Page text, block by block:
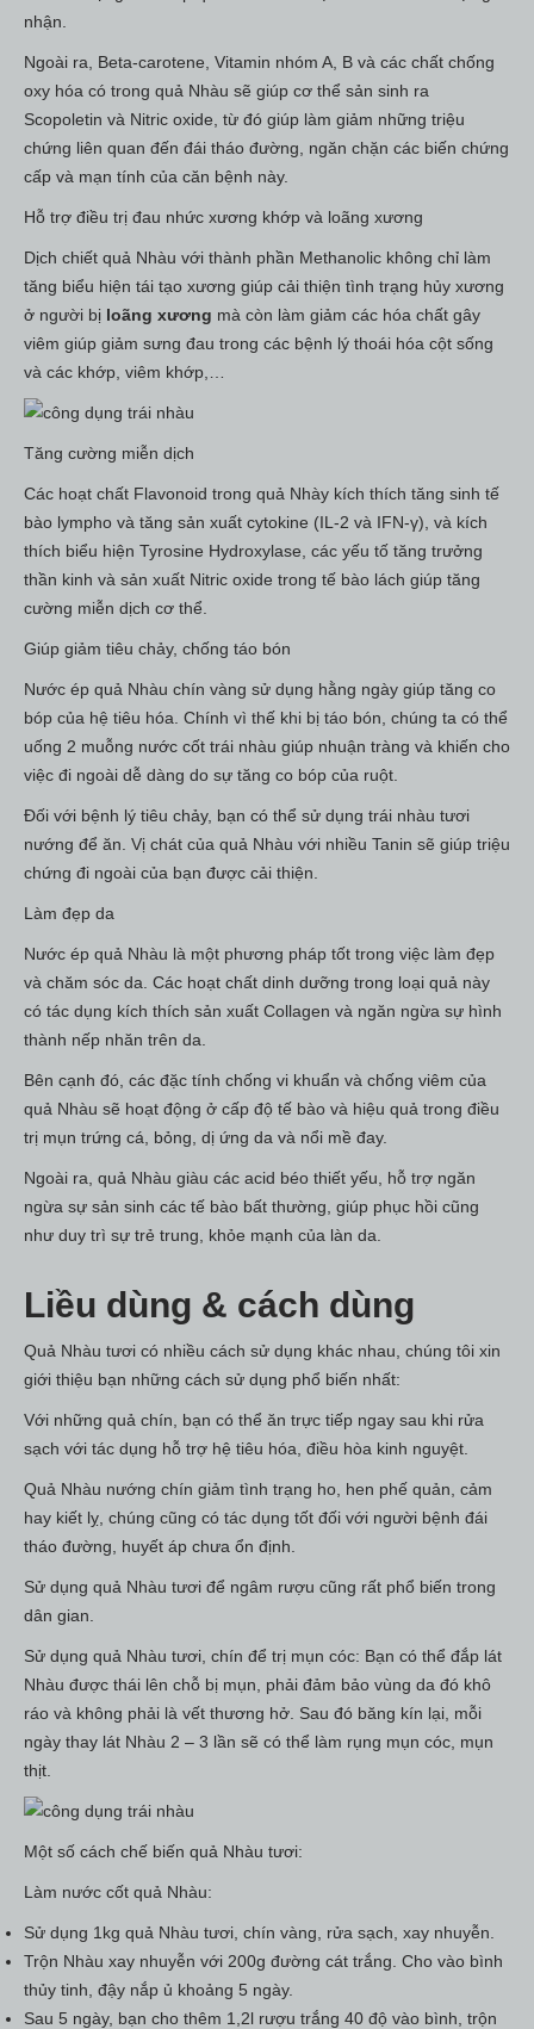
nhận.
Ngoài ra, Beta-carotene, Vitamin nhóm A, B và các chất chống
oxy hóa có trong quả Nhàu sẽ giúp cơ thể sản sinh ra
Scopoletin và Nitric oxide, từ đó giúp làm giảm những triệu
chứng liên quan đến đái tháo đường, ngăn chặn các biến chứng
cấp và mạn tính của căn bệnh này.
Hỗ trợ điều trị đau nhức xương khớp và loãng xương
Dịch chiết quả Nhàu với thành phần Methanolic không chỉ làm
tăng biểu hiện tái tạo xương giúp cải thiện tình trạng hủy xương
ở người bị loãng xương mà còn làm giảm các hóa chất gây
viêm giúp giảm sưng đau trong các bệnh lý thoái hóa cột sống
và các khớp, viêm khớp,…
Tăng cường miễn dịch
Các hoạt chất Flavonoid trong quả Nhày kích thích tăng sinh tế
bào lympho và tăng sản xuất cytokine (IL-2 và IFN-γ), và kích
thích biểu hiện Tyrosine Hydroxylase, các yếu tố tăng trưởng
thần kinh và sản xuất Nitric oxide trong tế bào lách giúp tăng
cường miễn dịch cơ thể.
Giúp giảm tiêu chảy, chống táo bón
Nước ép quả Nhàu chín vàng sử dụng hằng ngày giúp tăng co
bóp của hệ tiêu hóa. Chính vì thế khi bị táo bón, chúng ta có thể
uống 2 muỗng nước cốt trái nhàu giúp nhuận tràng và khiến cho
việc đi ngoài dễ dàng do sự tăng co bóp của ruột.
Đối với bệnh lý tiêu chảy, bạn có thể sử dụng trái nhàu tươi
nướng để ăn. Vị chát của quả Nhàu với nhiều Tanin sẽ giúp triệu
chứng đi ngoài của bạn được cải thiện.
Làm đẹp da
Nước ép quả Nhàu là một phương pháp tốt trong việc làm đẹp
và chăm sóc da. Các hoạt chất dinh dưỡng trong loại quả này
có tác dụng kích thích sản xuất Collagen và ngăn ngừa sự hình
thành nếp nhăn trên da.
Bên cạnh đó, các đặc tính chống vi khuẩn và chống viêm của
quả Nhàu sẽ hoạt động ở cấp độ tế bào và hiệu quả trong điều
trị mụn trứng cá, bỏng, dị ứng da và nổi mề đay.
Ngoài ra, quả Nhàu giàu các acid béo thiết yếu, hỗ trợ ngăn
ngừa sự sản sinh các tế bào bất thường, giúp phục hồi cũng
như duy trì sự trẻ trung, khỏe mạnh của làn da.
Liều dùng & cách dùng
Quả Nhàu tươi có nhiều cách sử dụng khác nhau, chúng tôi xin
giới thiệu bạn những cách sử dụng phổ biến nhất:
​​​Với những quả chín, bạn có thể ăn trực tiếp ngay sau khi rửa
sạch với tác dụng hỗ trợ hệ tiêu hóa, điều hòa kinh nguyệt.
Quả Nhàu nướng chín giảm tình trạng ho, hen phế quản, cảm
hay kiết lỵ, chúng cũng có tác dụng tốt đối với người bệnh đái
tháo đường, huyết áp chưa ổn định.
Sử dụng quả Nhàu tươi để ngâm rượu cũng rất phổ biến trong
dân gian.
Sử dụng quả Nhàu tươi, chín để trị mụn cóc: Bạn có thể đắp lát
Nhàu được thái lên chỗ bị mụn, phải đảm bảo vùng da đó khô
ráo và không phải là vết thương hở. Sau đó băng kín lại, mỗi
ngày thay lát Nhàu 2 – 3 lần sẽ có thể làm rụng mụn cóc, mụn
thịt.
Một số cách chế biến quả Nhàu tươi:
Làm nước cốt quả Nhàu:
Sử dụng 1kg quả Nhàu tươi, chín vàng, rửa sạch, xay nhuyễn.
Trộn Nhàu xay nhuyễn với 200g đường cát trắng. Cho vào bình
thủy tinh, đậy nắp ủ khoảng 5 ngày.
Sau 5 ngày, bạn cho thêm 1,2l rượu trắng 40 độ vào bình, trộn